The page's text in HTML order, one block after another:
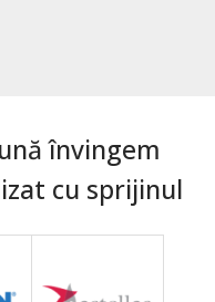
învingem
cu sprijinul